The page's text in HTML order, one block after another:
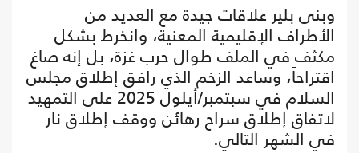
وبنى بلير علاقات جيدة مع العديد من
الأطراف الإقليمية المعنية، وانخرط بشكل
مكثف في الملف طوال حرب غزة، بل إنه صاغ
اقتراحاً، وساعد الزخم الذي رافق إطلاق مجلس
السلام في سبتمبر/أيلول 2025 على التمهيد
لاتفاق إطلاق سراح رهائن ووقف إطلاق نار
في الشهر التالي.